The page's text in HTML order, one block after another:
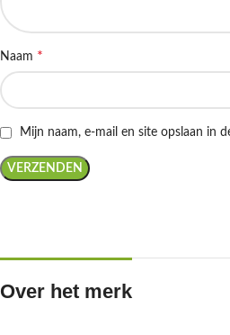
Naam *
Mijn naam, e-mail en site opslaan in
Over het merk